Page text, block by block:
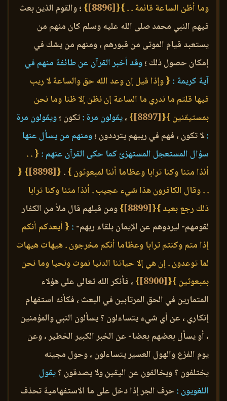
وما أظن الساعة قائمة . . }{
[8896]
} ؛ والقوم الذين بعث
فيهم النبي محمد صلى الله عليه وسلم كان منهم من
يستعبد قيام الموتى من قبورهم ، ومنهم من يشك في
إمكان حصول ذلك ؛وقد أخبر القرآن عن طائفة منهم في
آية كريمة : { وإذا قيل إن وعد الله حق والساعة لا ريب
فيها قلتم ما ندري ما الساعة إن نظن إلا ظنا وما نحن
بمستيقنين }{
[8897]
} ،يقولون مرة :تكون ؛ويقولون مرة
:لا تكون ، فهم في ريبهم يترددون ؛ومنهم من يسأل عنها
سؤال المستعجل المستهزئ كما حكى القرآن عنهم : { . .
أئذا متنا وكنا ترابا وعظاما أئنا لمبعوثون }.
{
[8898]
}
{
. . وقال الكافرون هذا شيء عجيب . أئذا متنا وكنا ترابا
ذلك رجع بعيد }{
[8899]
}ومن قبلهم قال ملأ من الكفار
لقومهم- ليردوهم عن الإيمان بلقاء ربهم- : { أيعدكم أنكم
إذا متم وكنتم ترابا وعظاما أنكم مخرجون . هيهات هيهات
لما توعدون . إن هي إلا حياتنا الدنيا نموت ونحيا وما نحن
بمبعوثين }{
[8900]
} ، فأنكر الله تعالى على هؤلاء
المتمارين في الحق المرتابين في البعث ، فكأنه استفهام
إنكاري ، عن أي شيء يتساءلون ؟ يسألون النبي والمؤمنين
، أو يسأل بعضهم بعضا- عن الخبر الكبير الخطير ، وعن
يوم الفزع والهول العسير يتساءلون ، وحول مجيئه
يختلفون ؟ ويخالفون عن اليقين ولا يصدقون ؟يقول
اللغويون : حرف الجر إذا دخل على ما الاستفهامية تحذف